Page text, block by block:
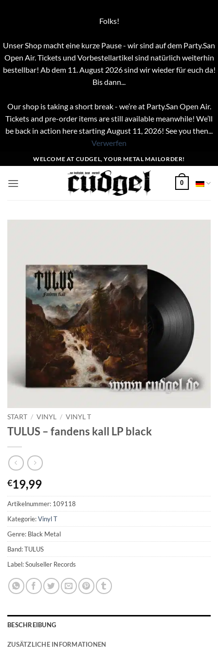
Folks!
Unser Shop macht eine kurze Pause - wir sind auf dem Party.San
Open Air. Tickets und Vorbestellartikel sind natürlich weiterhin
bestellbar! Ab dem 11. August 2026 sind wir wieder für euch da!
Bis dann...
Our shop is taking a short break - we’re at Party.San Open Air.
Tickets and pre-order items are still available meanwhile! We’ll
be back in action here starting August 11, 2026! See you then...
Verwerfen
Inhalt
springen
WELCOME AT CUDGEL, YOUR METAL MAILORDER!
0
START / VINYL / VINYL T
TULUS – fandens kall LP black
€19,99
Artikelnummer: 109118
Kategorie:Vinyl T
Genre: Black Metal
Band: TULUS
Label: Soulseller Records
BESCHREIBUNG
ZUSÄTZLICHE INFORMATIONEN